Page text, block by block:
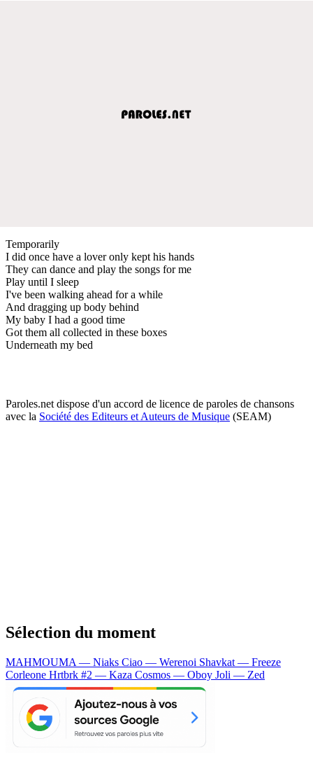
Temporarily
I did once have a lover only kept his hands
They can dance and play the songs for me
Play until I sleep
I've been walking ahead for a while
And dragging up body behind
My baby I had a good time
Got them all collected in these boxes
Underneath my bed
Paroles.net dispose d'un accord de licence de paroles de chansons
avec la Société des Editeurs et Auteurs de Musique (SEAM)
Sélection du moment
MAHMOUMA — Niaks Ciao — Werenoi Shavkat — Freeze
Corleone Hrtbrk #2 — Kaza Cosmos — Oboy Joli — Zed